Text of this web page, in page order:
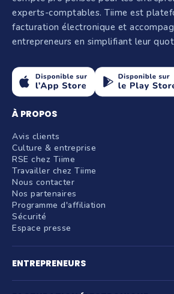
experts-comptables. Tiime est
facturation électronique et
entrepreneurs en simplifiant leur
À PROPOS
Avis clients
Culture & entreprise
RSE chez Tiime
Travailler chez Tiime
Nous contacter
Nos partenaires
Programme d'affiliation
Sécurité
Espace presse
ENTREPRENEURS